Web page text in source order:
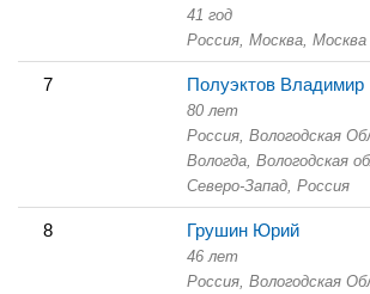
41 год
Россия, Москва, Москва
7 Полуэктов Владимир
80 лет
Россия, Вологодская
Вологда, Вологодская
Северо-Запад, Россия
8 Грушин Юрий
46 лет
Россия, Вологодская